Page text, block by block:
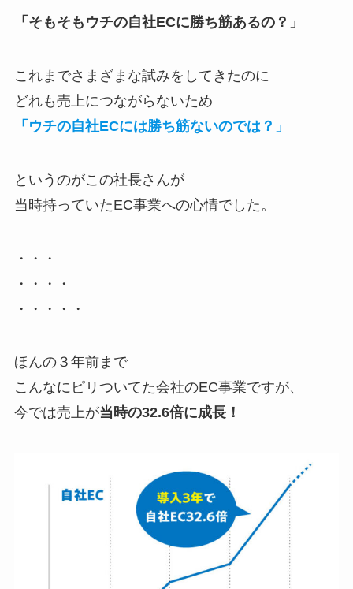
「そもそもウチの自社ECに勝ち筋あるの？」
これまでさまざまな試みをしてきたのに
どれも売上につながらないため
「ウチの自社ECには勝ち筋ないのでは？」
というのがこの社長さんが
当時持っていたEC事業への心情でした。
・・・
・・・・
・・・・・
ほんの３年前まで
こんなにピリついてた会社のEC事業ですが、
今では売上が当時の32.6倍に成長！